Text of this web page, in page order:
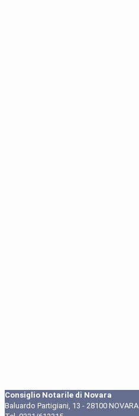
Consiglio Notarile di Novara
Baluardo Partigiani, 13 - 28100 NOVARA